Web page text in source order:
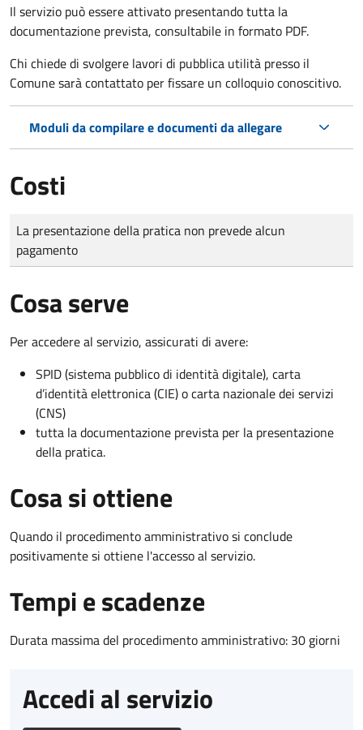
Il servizio può essere attivato presentando tutta la
documentazione prevista, consultabile in formato PDF.
Chi chiede di svolgere lavori di pubblica utilità presso il
Comune sarà contattato per fissare un colloquio conoscitivo.
Moduli da compilare e documenti da allegare
Costi
Tipo di pagamento
Importo
La presentazione della pratica non prevede alcun
pagamento
Cosa serve
Per accedere al servizio, assicurati di avere:
SPID (sistema pubblico di identità digitale), carta
d’identità elettronica (CIE) o carta nazionale dei servizi
(CNS)
tutta la documentazione prevista per la presentazione
della pratica.
Cosa si ottiene
Quando il procedimento amministrativo si conclude
positivamente si ottiene l'accesso al servizio.
Tempi e scadenze
Durata massima del procedimento amministrativo: 30 giorni
Accedi al servizio